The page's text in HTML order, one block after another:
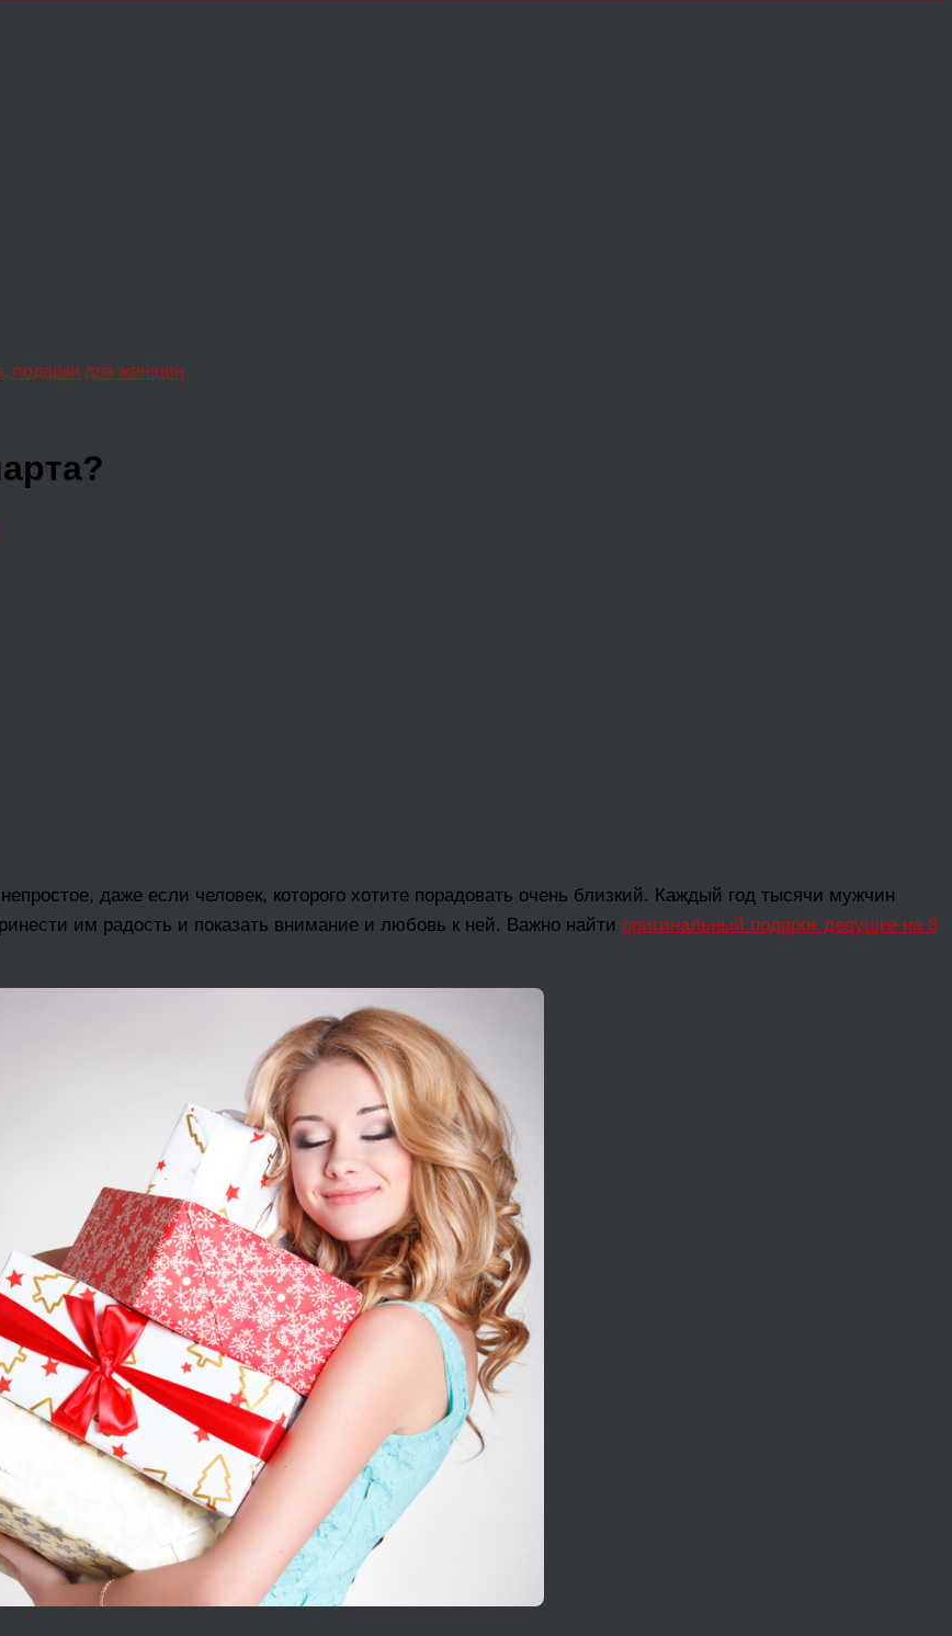
подарки для женщин
даже если человек, которого хотите порадовать очень близкий. Каждый год тысячи мужчин
им радость и показать внимание и любовь к ней. Важно найти оригинальный подарок девушке на 8